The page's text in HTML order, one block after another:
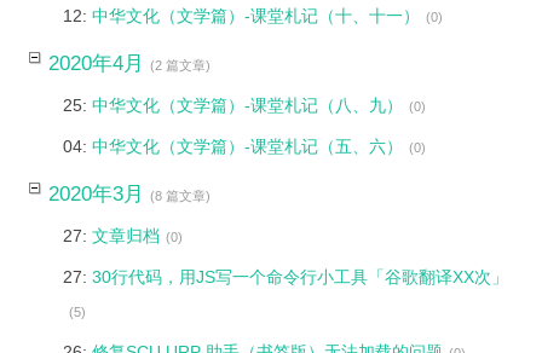
12: 中华文化（文学篇）-课堂札记（十、十一） (0)
2020年4月 (2 篇文章)
25: 中华文化（文学篇）-课堂札记（八、九） (0)
04: 中华文化（文学篇）-课堂札记（五、六） (0)
2020年3月 (8 篇文章)
27: 文章归档 (0)
27: 30行代码，用JS写一个命令行小工具「谷歌翻译XX次」
(5)